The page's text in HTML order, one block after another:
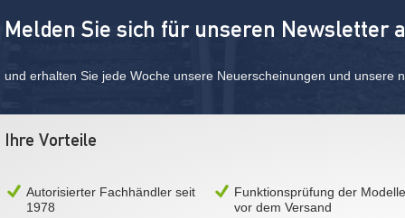
Melden Sie sich für unseren Newsletter
und erhalten Sie jede Woche unsere Neuerscheinungen und unsere
Ihre Vorteile
Autorisierter Fachhändler seit
1978
Funktionsprüfung der Modelle
vor dem Versand